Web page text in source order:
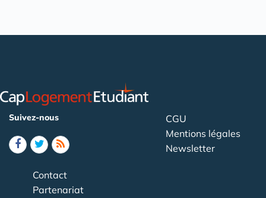
Suivez-nous
CGU
Mentions légales
Newsletter
Contact
Partenariat